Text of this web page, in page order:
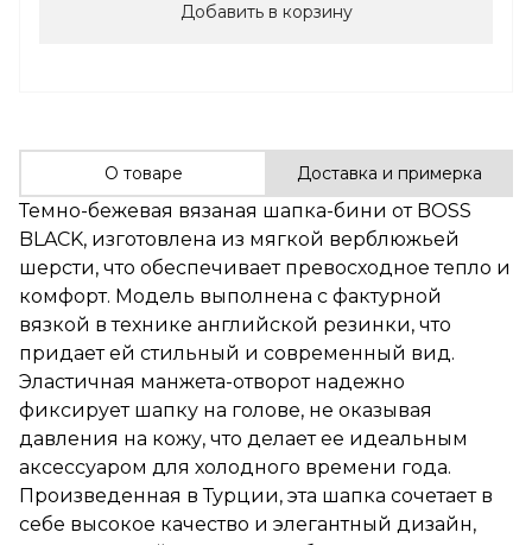
Добавить в корзину
О товаре Доставка и примерка
Темно-бежевая вязаная шапка-бини от BOSS
BLACK, изготовлена из мягкой верблюжьей
шерсти, что обеспечивает превосходное тепло и
комфорт. Модель выполнена с фактурной
вязкой в технике английской резинки, что
придает ей стильный и современный вид.
Эластичная манжета-отворот надежно
фиксирует шапку на голове, не оказывая
давления на кожу, что делает ее идеальным
аксессуаром для холодного времени года.
Произведенная в Турции, эта шапка сочетает в
себе высокое качество и элегантный дизайн,